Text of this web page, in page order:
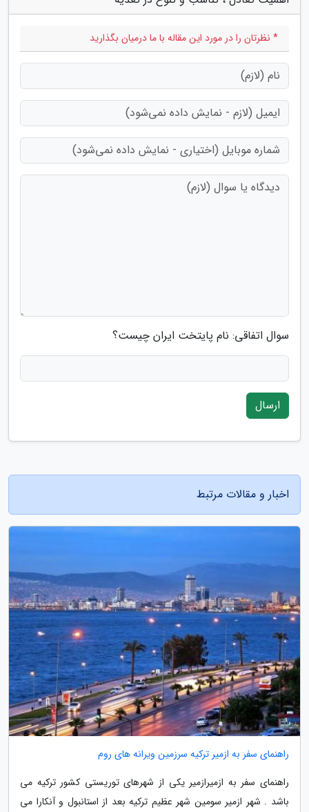
* نظرتان را در مورد این مقاله با ما درمیان بگذارید
سوال اتفاقی: نام پایتخت ایران چیست؟
ارسال
اخبار و مقالات مرتبط
راهنمای سفر به ازمیر ترکیه سرزمین ویرانه های روم
راهنمای سفر به ازمیرازمیر یکی از شهرهای توریستی کشور ترکیه می
باشد . شهر ازمیر سومین شهر عظیم ترکیه بعد از استانبول و آنکارا می